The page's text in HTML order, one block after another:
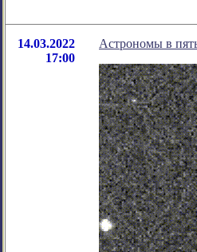
14.03.2022
17:00
Астрономы в